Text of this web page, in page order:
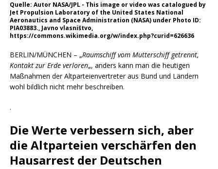
Quelle: Autor NASA/JPL - This image or video was catalogued by
Jet Propulsion Laboratory of the United States National
Aeronautics and Space Administration (NASA) under Photo ID:
PIA03883., Javno vlasništvo,
https://commons.wikimedia.org/w/index.php?curid=626636
BERLIN/MÜNCHEN – „Raumschiff vom Mutterschiff getrennt,
Kontakt zur Erde verloren„, anders kann man die heutigen
Maßnahmen der Altparteienvertreter aus Bund und Ländern
wohl bildlich nicht mehr beschreiben.
.
Die Werte verbessern sich, aber
die Altparteien verschärfen den
Hausarrest der Deutschen